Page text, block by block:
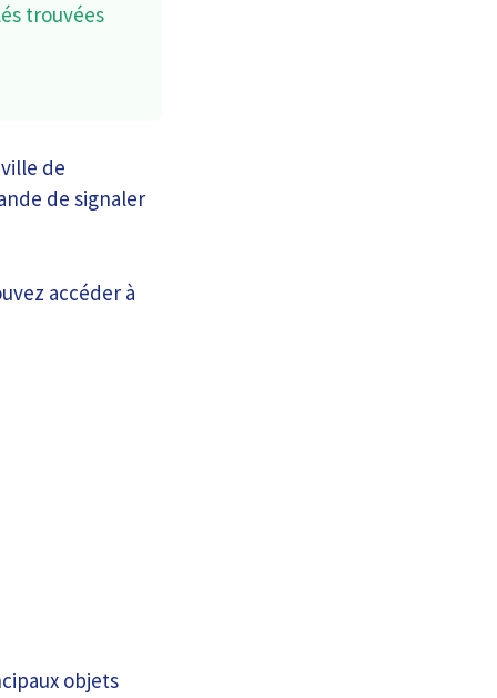
trouvées
de
de signaler
accéder à
objets